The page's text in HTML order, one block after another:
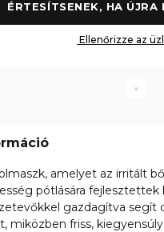
amelyet az irritált
pótlására
gazdagítva segít
miközben friss,